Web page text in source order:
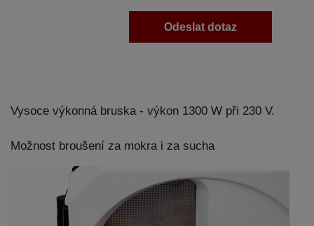
Odeslat dotaz
Vysoce výkonná bruska - výkon 1300 W při 230 V.
Možnost broušení za mokra i za sucha